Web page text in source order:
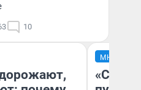
10
МНЕНИЕ